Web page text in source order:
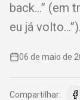
back…” (em
eu já
06 de maio de
Compartilhar: